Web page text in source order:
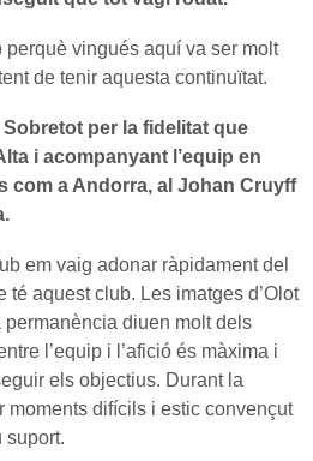
perquè vingués aquí va ser molt
de tenir aquesta continuïtat.
Sobretot per la fidelitat que
i acompanyant l’equip en
com a Andorra, al Johan Cruyff
em vaig adonar ràpidament del
té aquest club. Les imatges d’Olot
permanència diuen molt dels
l’equip i l’afició és màxima i
els objectius. Durant la
moments difícils i estic convençut
suport.